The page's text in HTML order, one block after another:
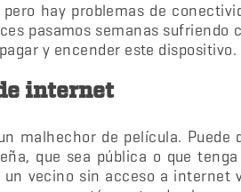
hay problemas de
pasamos semanas sufriendo
y encender este dispositivo.
internet
malhechor de película. Puede
que sea pública o que
vecino sin acceso a internet